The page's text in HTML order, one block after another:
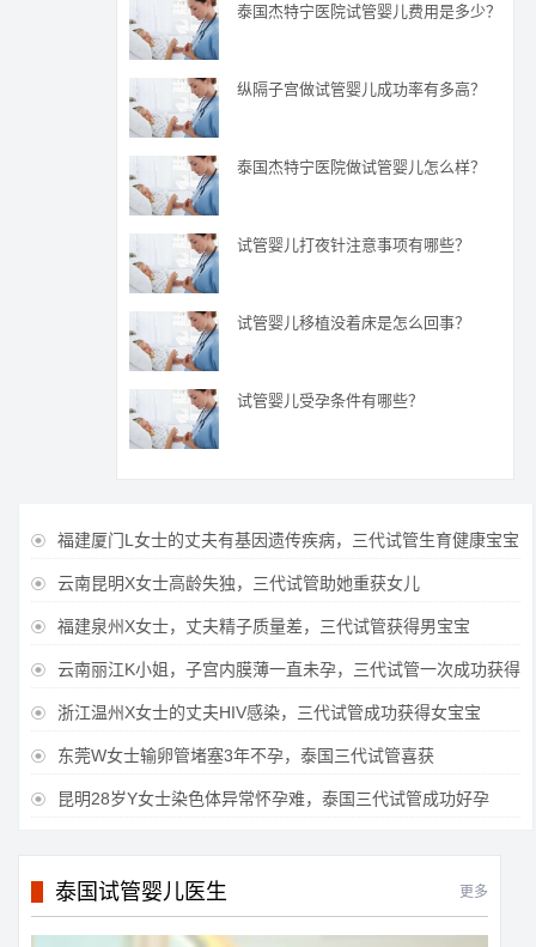
泰国杰特宁医院试管婴儿费用是多少？
纵隔子宫做试管婴儿成功率有多高？
泰国杰特宁医院做试管婴儿怎么样？
试管婴儿打夜针注意事项有哪些？
试管婴儿移植没着床是怎么回事？
试管婴儿受孕条件有哪些？
 福建厦门L女士的丈夫有基因遗传疾病，三代试管生育健康宝宝
 云南昆明X女士高龄失独，三代试管助她重获女儿
 福建泉州X女士，丈夫精子质量差，三代试管获得男宝宝
 云南丽江K小姐，子宫内膜薄一直未孕，三代试管一次成功获得
 浙江温州X女士的丈夫HIV感染，三代试管成功获得女宝宝
 东莞W女士输卵管堵塞3年不孕，泰国三代试管喜获
 昆明28岁Y女士染色体异常怀孕难，泰国三代试管成功好孕
泰国试管婴儿医生 更多